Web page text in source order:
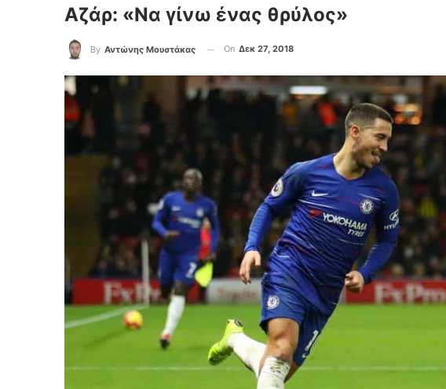
Αζάρ: «Να γίνω ένας θρύλος»
By Αντώνης Μουστάκας On Δεκ 27, 2018